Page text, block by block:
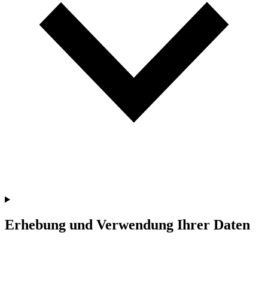
Erhebung und Verwendung Ihrer Daten